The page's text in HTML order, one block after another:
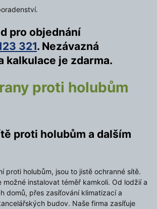
pro objednání
321. Nezávazná
kalkulace je zdarma.
proti holubům
proti holubům a dalším
proti holubům, jsou to jistě ochranné sítě.
možné instalovat téměř kamkoli. Od lodžií a
domů, přes zasíťování klimatizací a
budov. Naše firma zasíťuje